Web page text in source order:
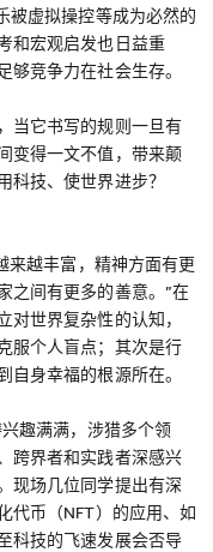
被虚拟操控等成为必然的
和宏观启发也日益重
够竞争力在社会生存。
当它书写的规则一旦有
变得一文不值，带来颠
科技、使世界进步？
来越丰富，精神方面有更
之间有更多的善意。”在
世界复杂性的认知，
服个人盲点；其次是行
自身幸福的根源所在。
趣满满，涉猎多个领
跨界者和实践者深感兴
现场几位同学提出有深
代币（NFT）的应用、如
科技的飞速发展会否导